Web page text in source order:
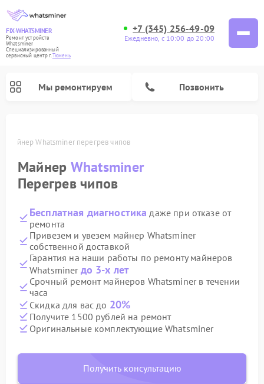
FIX-WHATSMINER
Ремонт устройств
Whatsminer
Специализированный
cервисный центр г.Тюмень
+7 (345) 256-49-09
Ежедневно, с 10:00 до 20:00
Мы ремонтируем Позвонить
Майнер Whatsminer перегрев чипов
Майнер Whatsminer
Перегрев чипов
Бесплатная диагностика даже при отказе от
ремонта
Привезем и увезем майнер Whatsminer
собственной доставкой
Гарантия на наши работы по ремонту майнеров
Whatsminer до 3-х лет
Срочный ремонт майнеров Whatsminer в течении
часа
Скидка для вас до 20%
Получите 1500 рублей на ремонт
Оригинальные комплектующие Whatsminer
Получить консультацию